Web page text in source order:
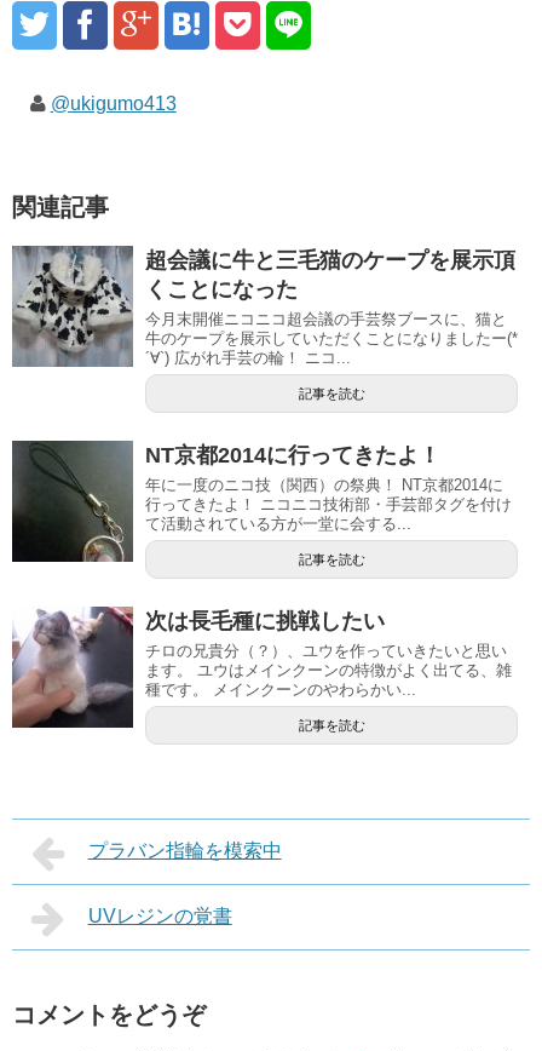
@ukigumo413
関連記事
超会議に牛と三毛猫のケープを展示頂
くことになった
今月末開催ニコニコ超会議の手芸祭ブースに、猫と
牛のケープを展示していただくことになりましたー(*
´∀`) 広がれ手芸の輪！ ニコ...
記事を読む
NT京都2014に行ってきたよ！
年に一度のニコ技（関西）の祭典！ NT京都2014に
行ってきたよ！ ニコニコ技術部・手芸部タグを付け
て活動されている方が一堂に会する...
記事を読む
次は長毛種に挑戦したい
チロの兄貴分（？）、ユウを作っていきたいと思い
ます。 ユウはメインクーンの特徴がよく出てる、雑
種です。 メインクーンのやわらかい...
記事を読む
プラバン指輪を模索中
UVレジンの覚書
コメントをどうぞ